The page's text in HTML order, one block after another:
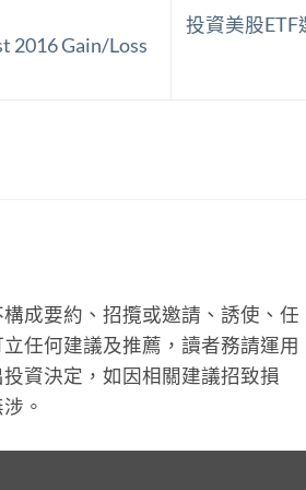
2016 Gain/Loss
投資美股
成要約、招攬或邀請、誘使、任
任何建議及推薦，讀者務請運用
資決定，如因相關建議招致損
。